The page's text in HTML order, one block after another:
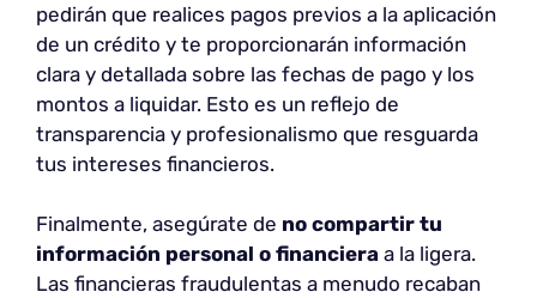
pedirán que realices pagos previos a la aplicación
de un crédito y te proporcionarán información
clara y detallada sobre las fechas de pago y los
montos a liquidar. Esto es un reflejo de
transparencia y profesionalismo que resguarda
tus intereses financieros.
Finalmente, asegúrate de no compartir tu
información personal o financiera a la ligera.
Las financieras fraudulentas a menudo recaban